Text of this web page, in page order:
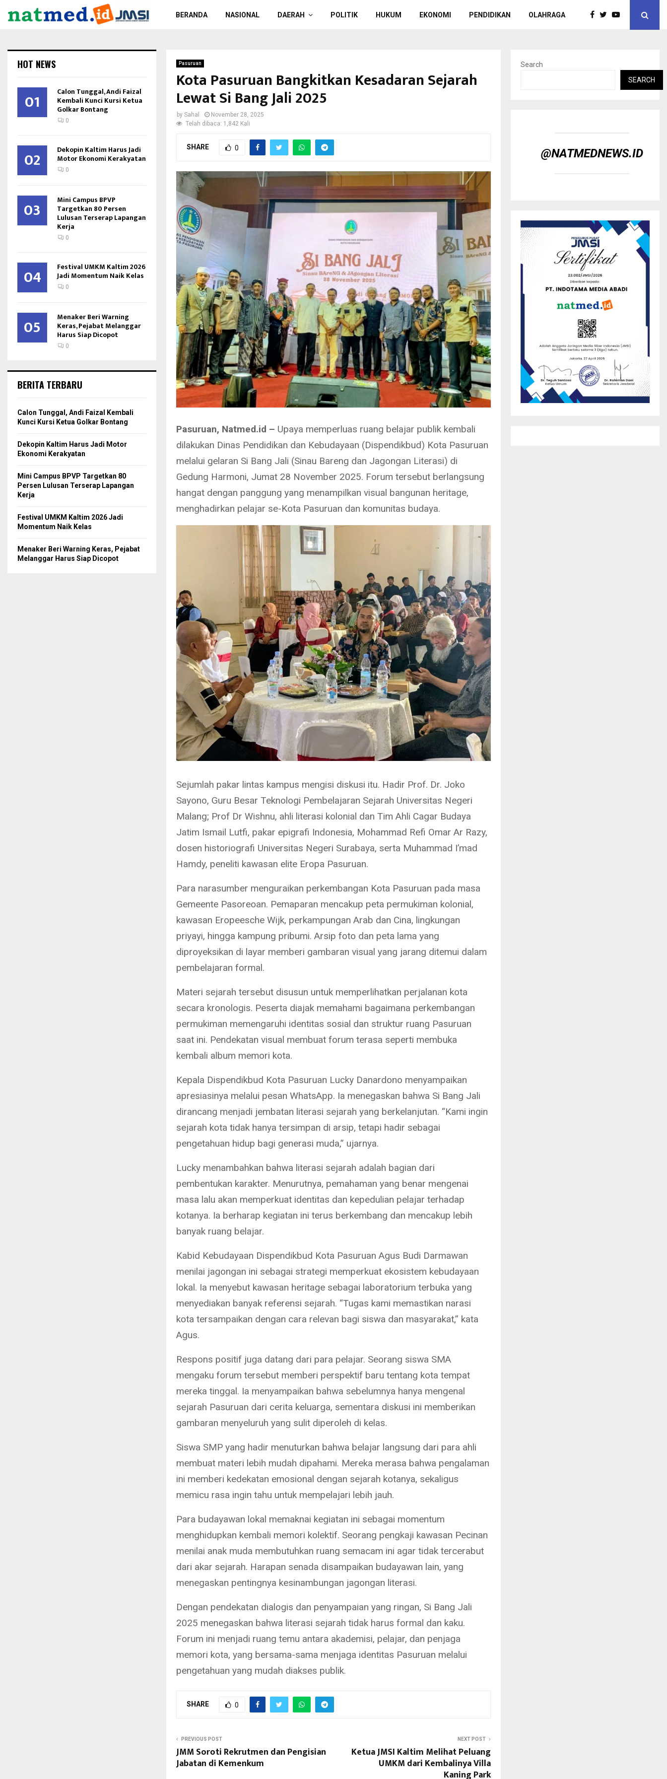
BERANDA NASIONAL DAERAH POLITIK HUKUM EKONOMI PENDIDIKAN OLAHRAGA
Pasuruan
Kota Pasuruan Bangkitkan Kesadaran Sejarah
Lewat Si Bang Jali 2025
by Sahal
November 28, 2025
Telah dibaca: 1,842 Kali
SHARE 0
Pasuruan, Natmed.id – Upaya memperluas ruang belajar publik kembali
dilakukan Dinas Pendidikan dan Kebudayaan (Dispendikbud) Kota Pasuruan
melalui gelaran Si Bang Jali (Sinau Bareng dan Jagongan Literasi) di
Gedung Harmoni, Jumat 28 November 2025. Forum tersebut berlangsung
hangat dengan panggung yang menampilkan visual bangunan heritage,
menghadirkan pelajar se-Kota Pasuruan dan komunitas budaya.
Sejumlah pakar lintas kampus mengisi diskusi itu. Hadir Prof. Dr. Joko
Sayono, Guru Besar Teknologi Pembelajaran Sejarah Universitas Negeri
Malang; Prof Dr Wishnu, ahli literasi kolonial dan Tim Ahli Cagar Budaya
Jatim Ismail Lutfi, pakar epigrafi Indonesia, Mohammad Refi Omar Ar Razy,
dosen historiografi Universitas Negeri Surabaya, serta Muhammad I’mad
Hamdy, peneliti kawasan elite Eropa Pasuruan.
Para narasumber menguraikan perkembangan Kota Pasuruan pada masa
Gemeente Pasoreoan. Pemaparan mencakup peta permukiman kolonial,
kawasan Eropeesche Wijk, perkampungan Arab dan Cina, lingkungan
priyayi, hingga kampung pribumi. Arsip foto dan peta lama yang
diproyeksikan di layar memberi gambaran visual yang jarang ditemui dalam
pembelajaran formal.
Materi sejarah tersebut disusun untuk memperlihatkan perjalanan kota
secara kronologis. Peserta diajak memahami bagaimana perkembangan
permukiman memengaruhi identitas sosial dan struktur ruang Pasuruan
saat ini. Pendekatan visual membuat forum terasa seperti membuka
kembali album memori kota.
Kepala Dispendikbud Kota Pasuruan Lucky Danardono menyampaikan
apresiasinya melalui pesan WhatsApp. Ia menegaskan bahwa Si Bang Jali
dirancang menjadi jembatan literasi sejarah yang berkelanjutan. “Kami ingin
sejarah kota tidak hanya tersimpan di arsip, tetapi hadir sebagai
pengetahuan hidup bagi generasi muda,” ujarnya.
Lucky menambahkan bahwa literasi sejarah adalah bagian dari
pembentukan karakter. Menurutnya, pemahaman yang benar mengenai
masa lalu akan memperkuat identitas dan kepedulian pelajar terhadap
kotanya. Ia berharap kegiatan ini terus berkembang dan mencakup lebih
banyak ruang belajar.
Kabid Kebudayaan Dispendikbud Kota Pasuruan Agus Budi Darmawan
menilai jagongan ini sebagai strategi memperkuat ekosistem kebudayaan
lokal. Ia menyebut kawasan heritage sebagai laboratorium terbuka yang
menyediakan banyak referensi sejarah. “Tugas kami memastikan narasi
kota tersampaikan dengan cara relevan bagi siswa dan masyarakat,” kata
Agus.
Respons positif juga datang dari para pelajar. Seorang siswa SMA
mengaku forum tersebut memberi perspektif baru tentang kota tempat
mereka tinggal. Ia menyampaikan bahwa sebelumnya hanya mengenal
sejarah Pasuruan dari cerita keluarga, sementara diskusi ini memberikan
gambaran menyeluruh yang sulit diperoleh di kelas.
Siswa SMP yang hadir menuturkan bahwa belajar langsung dari para ahli
membuat materi lebih mudah dipahami. Mereka merasa bahwa pengalaman
ini memberi kedekatan emosional dengan sejarah kotanya, sekaligus
memicu rasa ingin tahu untuk mempelajari lebih jauh.
Para budayawan lokal memaknai kegiatan ini sebagai momentum
menghidupkan kembali memori kolektif. Seorang pengkaji kawasan Pecinan
menilai anak muda membutuhkan ruang semacam ini agar tidak tercerabut
dari akar sejarah. Harapan senada disampaikan budayawan lain, yang
menegaskan pentingnya kesinambungan jagongan literasi.
Dengan pendekatan dialogis dan penyampaian yang ringan, Si Bang Jali
2025 menegaskan bahwa literasi sejarah tidak harus formal dan kaku.
Forum ini menjadi ruang temu antara akademisi, pelajar, dan penjaga
memori kota, yang bersama-sama menjaga identitas Pasuruan melalui
pengetahuan yang mudah diakses publik.
SHARE 0
PREVIOUS POST
JMM Soroti Rekrutmen dan Pengisian
Jabatan di Kemenkum
NEXT POST
Ketua JMSI Kaltim Melihat Peluang
UMKM dari Kembalinya Villa
Kaning Park
HOT NEWS
01 Calon Tunggal, Andi Faizal
Kembali Kunci Kursi Ketua
Golkar Bontang
0
02 Dekopin Kaltim Harus Jadi
Motor Ekonomi Kerakyatan
0
03 Mini Campus BPVP
Targetkan 80 Persen
Lulusan Terserap Lapangan
Kerja
0
04 Festival UMKM Kaltim 2026
Jadi Momentum Naik Kelas
0
05 Menaker Beri Warning
Keras, Pejabat Melanggar
Harus Siap Dicopot
0
BERITA TERBARU
Calon Tunggal, Andi Faizal Kembali
Kunci Kursi Ketua Golkar Bontang
Dekopin Kaltim Harus Jadi Motor
Ekonomi Kerakyatan
Mini Campus BPVP Targetkan 80
Persen Lulusan Terserap Lapangan
Kerja
Festival UMKM Kaltim 2026 Jadi
Momentum Naik Kelas
Menaker Beri Warning Keras, Pejabat
Melanggar Harus Siap Dicopot
Search
SEARCH
@NATMEDNEWS.ID